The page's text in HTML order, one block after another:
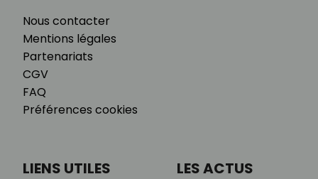
Nous contacter
Mentions légales
Partenariats
CGV
FAQ
Préférences cookies
LIENS UTILES LES ACTUS